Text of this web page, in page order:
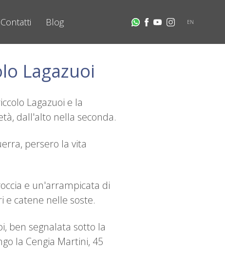
Contatti Blog EN
Lagazuoi
Lagazuoi e la
dall'alto nella seconda.
persero la vita
e un'arrampicata di
e catene nelle soste.
ben segnalata sotto la
la Cengia Martini, 45